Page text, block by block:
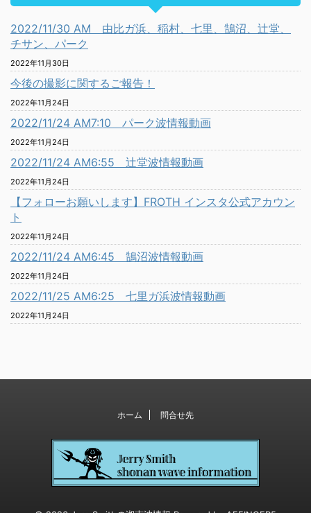
2022/11/30 AM 由比ガ浜、稲村、七里、鵠沼、辻堂、
チサン、パーク
2022年11月30日
今後の撮影に関するご報告！
2022年11月24日
2022/11/24 AM7:10 パーク波情報動画
2022年11月24日
2022/11/24 AM6:55 辻堂波情報動画
2022年11月24日
【フォローお願いします】FROTH インスタ公式アカウン
ト
2022年11月24日
2022/11/24 AM6:45 鵠沼波情報動画
2022年11月24日
2022/11/25 AM6:25 七里ガ浜波情報動画
2022年11月24日
ホーム 問合せ先